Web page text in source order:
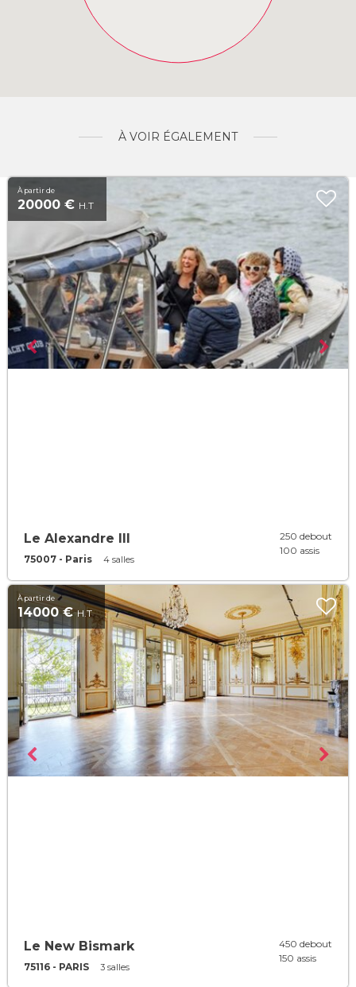
À VOIR ÉGALEMENT
À partir de
20000 € H.T
Le Alexandre III
75007 - Paris 4 salles
250 debout
100 assis
À partir de
14000 €H.T
Le New Bismark
75116 - PARIS 3 salles
450 debout
150 assis